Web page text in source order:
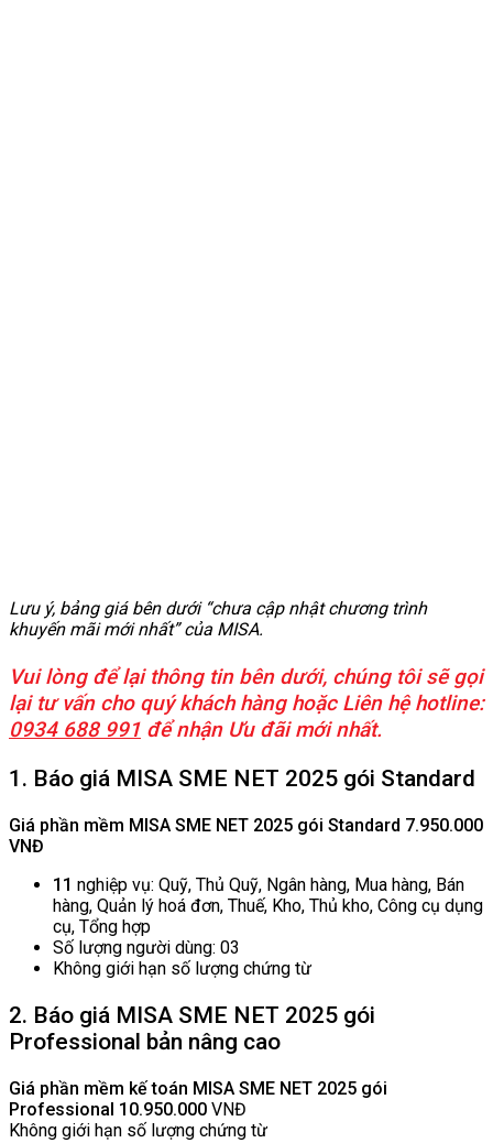
Lưu ý, bảng giá bên dưới “chưa cập nhật chương trình
khuyến mãi mới nhất” của MISA.
Vui lòng để lại thông tin bên dưới, chúng tôi sẽ gọi
lại tư vấn cho quý khách hàng hoặc Liên hệ hotline:
0934 688 991 để nhận Ưu đãi mới nhất.
1. Báo giá MISA SME NET 2025 gói Standard
Giá phần mềm MISA SME NET 2025 gói Standard 7.950.000
VNĐ
11 nghiệp vụ: Quỹ, Thủ Quỹ, Ngân hàng, Mua hàng, Bán
hàng, Quản lý hoá đơn, Thuế, Kho, Thủ kho, Công cụ dụng
cụ, Tổng hợp
Số lượng người dùng: 03
Không giới hạn số lượng chứng từ
2. Báo giá MISA SME NET 2025 gói
Professional bản nâng cao
Giá phần mềm kế toán MISA SME NET 2025 gói
Professional 10.950.000 VNĐ
Không giới hạn số lượng chứng từ